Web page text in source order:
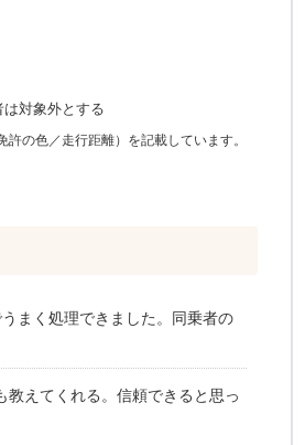
対象外とする
の色／走行距離）を記載しています。
まく処理できました。同乗者の
えてくれる。信頼できると思っ